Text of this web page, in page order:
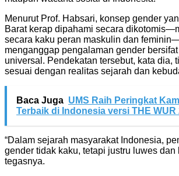
Menurut Prof. Habsari, konsep gender
Barat kerap dipahami secara
secara kaku peran maskulin dan
menganggap pengalaman gender
universal. Pendekatan tersebut, kata dia,
sesuai dengan realitas sejarah dan
Baca Juga UMS Raih Peringkat
Terbaik di Indonesia versi THE WUR
“Dalam sejarah masyarakat Indonesia,
gender tidak kaku, tetapi justru luwes dan
tegasnya.